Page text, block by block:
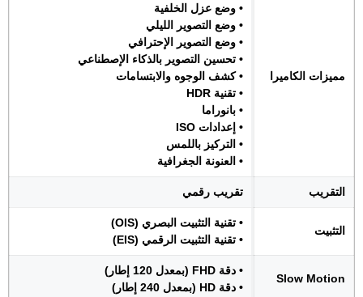
مميزات الكاميرا
• وضع عزل الخلفية
• وضع التصوير الليلي
• وضع التصوير الإحترافي
• تحسين التصوير بالذكاء الإصطناعي
• كشف الوجوه والابتسامات
• تقنية HDR
• بانوراما
• إعدادات ISO
• التركيز باللمس
• العنونة الجغرافية
التقريب تقريب رقمي
التثبيت
• تقنية التثبيت البصري (OIS)
• تقنية التثبيت الرقمي (EIS)
Slow Motion
• دقة FHD (بمعدل 120 إطار)
• دقة HD (بمعدل 240 إطار)